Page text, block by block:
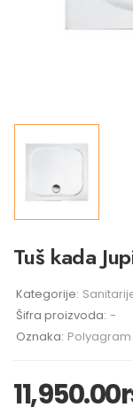
Tuš kada
Kategorije:
Šifra proizvoda: -
Oznaka:
11,950.00